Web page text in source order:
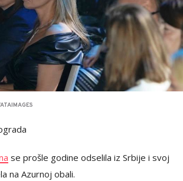
se prošle godine odselila iz Srbije i svoj
na Azurnoj obali.